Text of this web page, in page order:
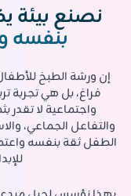
نصنع بيئة
بنفسه
إن ورشة الطبخ
فراغ، بل هي تجربة
واجتماعية لا تقدر
والتفاعل الجماعي،
الطفل ثقة بنفسه